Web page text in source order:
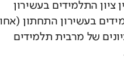
התלמידים בעשירון
לבין התלמידים בעשירון התחתון
של מרבית תלמידים